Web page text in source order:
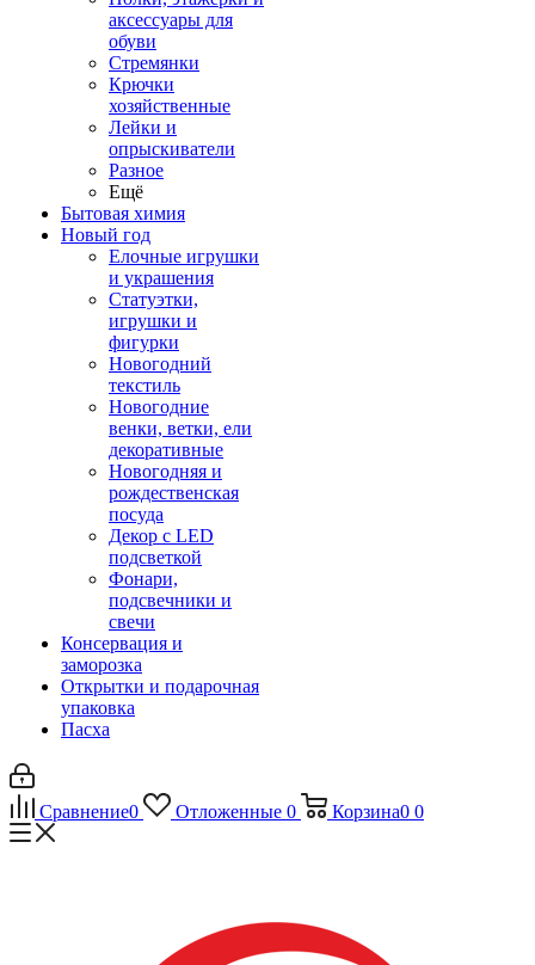
аксессуары для
обуви
Стремянки
Крючки
хозяйственные
Лейки и
опрыскиватели
Разное
Ещё
Бытовая химия
Новый год
Елочные игрушки
и украшения
Статуэтки,
игрушки и
фигурки
Новогодний
текстиль
Новогодние
венки, ветки, ели
декоративные
Новогодняя и
рождественская
посуда
Декор с LED
подсветкой
Фонари,
подсвечники и
свечи
Консервация и
заморозка
Открытки и подарочная
упаковка
Пасха
Сравнение0 Отложенные 0 Корзина0 0